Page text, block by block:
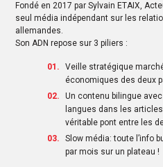
Fondé en 2017 par Sylvain ETAIX,
seul média indépendant sur les
allemandes.
Son ADN repose sur 3 piliers :
Veille stratégique
économiques des deux
Un contenu bilingue
langues dans les articles
véritable pont entre les
Slow média: toute l’info
par mois sur un plateau !